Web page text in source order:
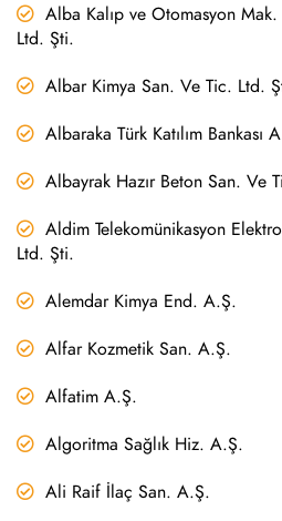
Alba Kalıp ve Otomasyon
Ltd. Şti.
Albar Kimya San. Ve Tic. Ltd.
Albaraka Türk Katılım Bankası
Albayrak Hazır Beton San. Ve
Aldim Telekomünikasyon
Ltd. Şti.
Alemdar Kimya End. A.Ş.
Alfar Kozmetik San. A.Ş.
Alfatim A.Ş.
Algoritma Sağlık Hiz. A.Ş.
Ali Raif İlaç San. A.Ş.